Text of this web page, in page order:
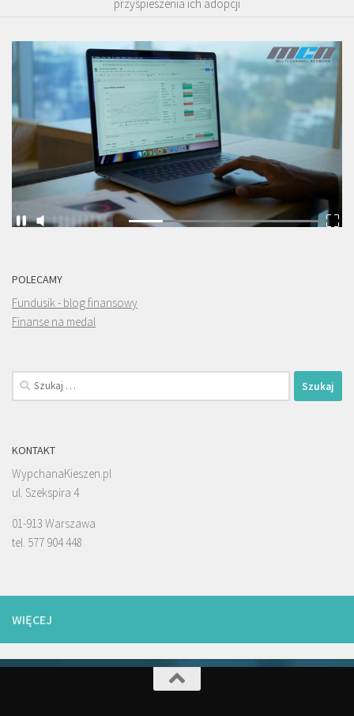
przyspieszenia ich adopcji
POLECAMY
Fundusik - blog finansowy
Finanse na medal
Szukaj:
KONTAKT
WypchanaKieszen.pl
ul. Szekspira 4
01-913 Warszawa
tel. 577 904 448
WIĘCEJ